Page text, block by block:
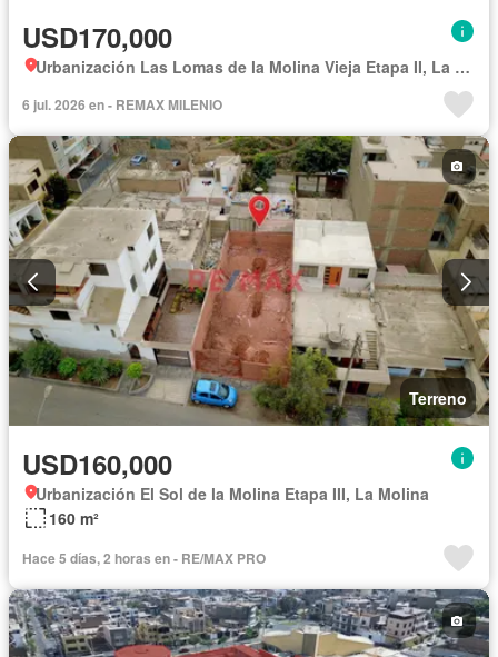
USD170,000
Urbanización Las Lomas de la Molina Vieja Etapa II, La Molina
6 jul. 2026 en - REMAX MILENIO
Terreno
USD160,000
Urbanización El Sol de la Molina Etapa III, La Molina
160 m²
Hace 5 días, 2 horas en - RE/MAX PRO